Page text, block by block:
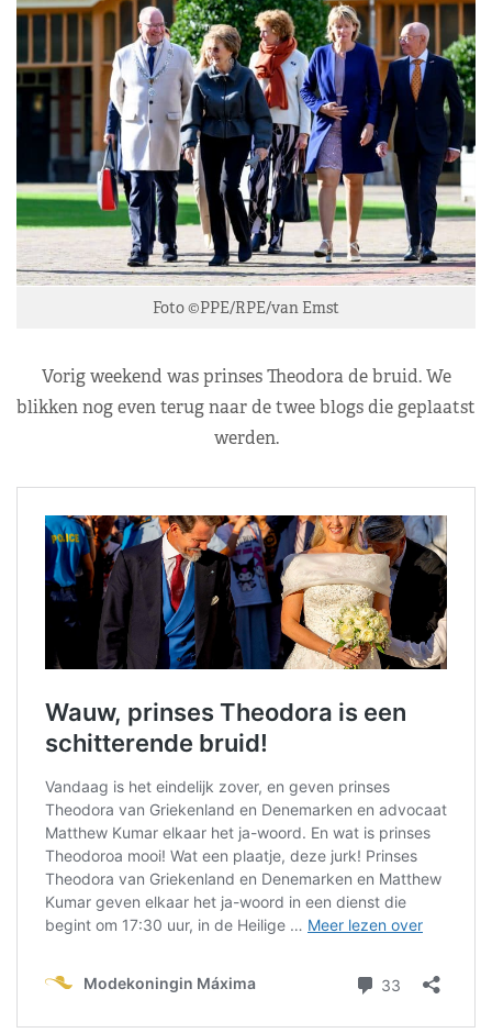
Foto ©PPE/RPE/van Emst
Vorig weekend was prinses Theodora de bruid. We
blikken nog even terug naar de twee blogs die geplaatst
werden.